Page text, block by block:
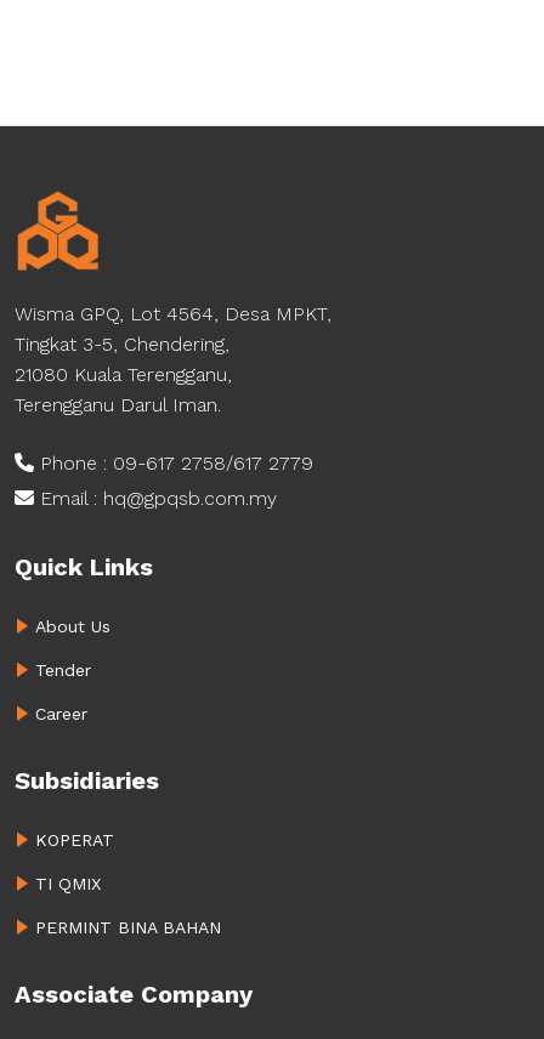
Wisma GPQ, Lot 4564, Desa MPKT,
Tingkat 3-5, Chendering,
21080 Kuala Terengganu,
Terengganu Darul Iman.
Phone : 09-617 2758/617 2779
Email : hq@gpqsb.com.my
Quick Links
About Us
Tender
Career
Subsidiaries
KOPERAT
TI QMIX
PERMINT BINA BAHAN
Associate Company